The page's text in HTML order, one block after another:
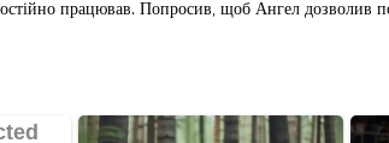
працював. Попросив, щоб Ангел дозволив